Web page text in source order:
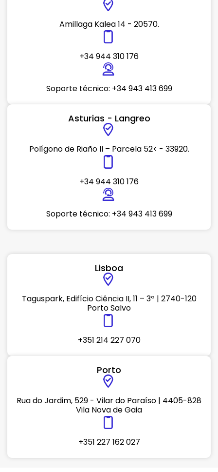
Amillaga Kalea 14 - 20570.
+34 944 310 176
Soporte técnico: +34 943 413 699
Asturias - Langreo
Polígono de Riaño II – Parcela 52< - 33920.
+34 944 310 176
Soporte técnico: +34 943 413 699
Lisboa
Taguspark, Edifício Ciência II, 11 – 3º | 2740-120
Porto Salvo
+351 214 227 070
Porto
Rua do Jardim, 529 - Vilar do Paraíso | 4405-828
Vila Nova de Gaia
+351 227 162 027